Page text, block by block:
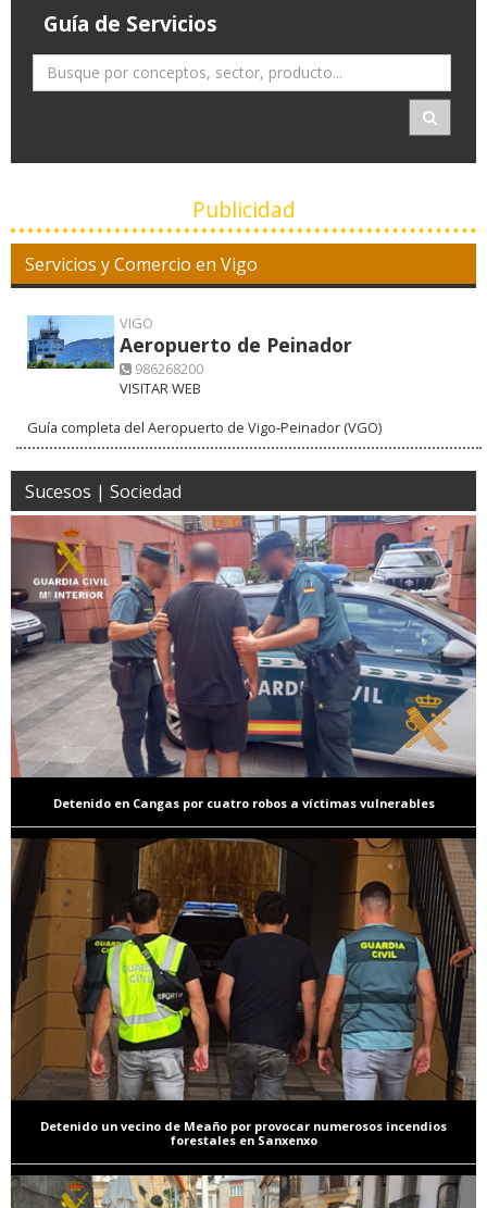
Guía de Servicios
Publicidad
Servicios y Comercio en Vigo
VIGO
Aeropuerto de Peinador
986268200
VISITAR WEB
Guía completa del Aeropuerto de Vigo-Peinador (VGO)
Sucesos | Sociedad
Detenido en Cangas por cuatro robos a víctimas vulnerables
Detenido un vecino de Meaño por provocar numerosos incendios
forestales en Sanxenxo